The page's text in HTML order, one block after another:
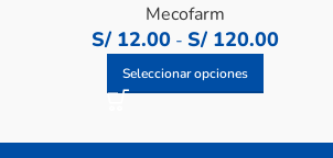
Mecofarm
S/12.00 - S/120.00
Seleccionar opciones